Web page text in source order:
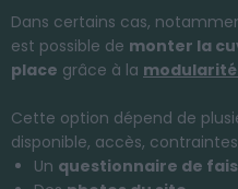
Dans certains cas,
est possible de monter la
place grâce à la modularité
Cette option dépend de
disponible, accès,
Un questionnaire de